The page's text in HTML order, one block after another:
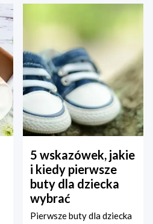
5 wskazówek, jakie
i kiedy pierwsze
buty dla dziecka
wybrać
Pierwsze buty dla dziecka